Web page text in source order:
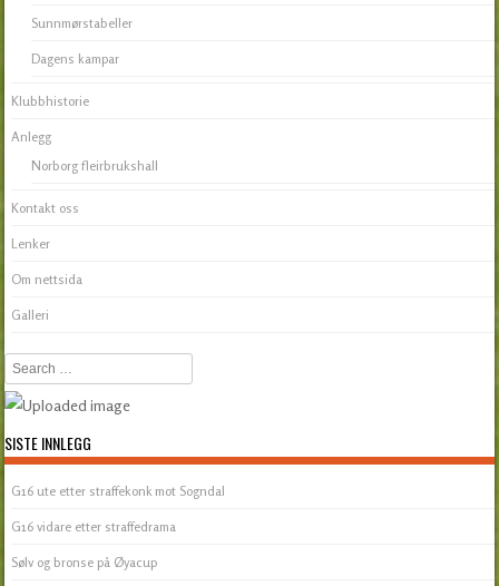
Sunnmørstabeller
Dagens kampar
Klubbhistorie
Anlegg
Norborg fleirbrukshall
Kontakt oss
Lenker
Om nettsida
Galleri
Search
SISTE INNLEGG
G16 ute etter straffekonk mot Sogndal
G16 vidare etter straffedrama
Sølv og bronse på Øyacup